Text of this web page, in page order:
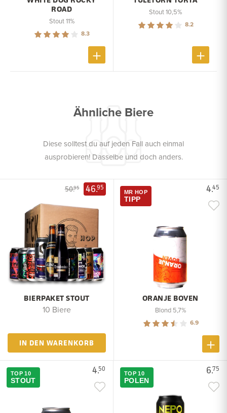
ROAD
Stout 11%
8.3
Stout 10,5%
8.2
Ähnliche Biere
Diese solltest du auf jeden Fall auch einmal
ausprobieren! Dasselbe und doch anders.
50.95 46.95
BIERPAKET STOUT
10 Biere
IN DEN WARENKORB
4.45
MR HOP
TIPP
ORANJE BOVEN
Blond 5,7%
6.9
4.50
TOP 10
STOUT
6.75
TOP 10
POLEN